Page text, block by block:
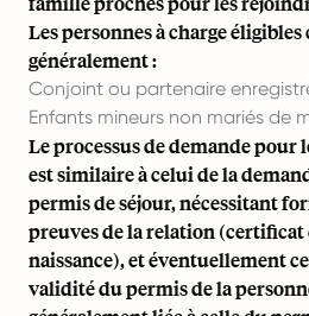
Les personnes à charge
généralement :
Conjoint ou partenaire
Enfants mineurs non mariés de
Le processus de demande pour
est similaire à celui de la
permis de séjour, nécessitant
preuves de la relation (certificat
naissance), et éventuellement
validité du permis de la